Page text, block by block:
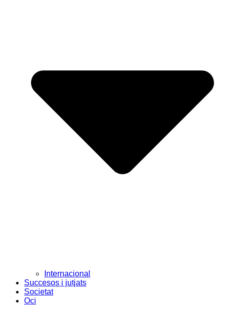
Internacional
Succesos i jutjats
Societat
Oci